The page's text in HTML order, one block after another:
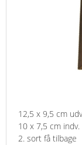
12,5 x 9,5 cm
10 x 7,5 cm indv.
2. sort få tilbage